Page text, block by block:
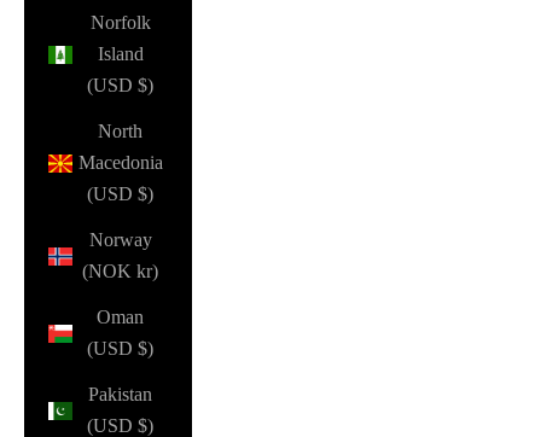
Norfolk
Island
(USD $)
North
Macedonia
(USD $)
Norway
(NOK kr)
Oman
(USD $)
Pakistan
(USD $)